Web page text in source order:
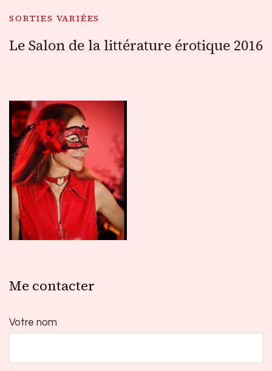
SORTIES VARIÉES
Le Salon de la littérature érotique 2016
Me contacter
Votre nom